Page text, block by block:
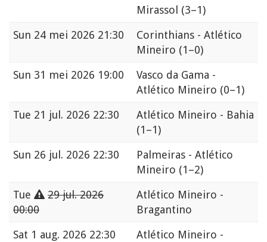
Mirassol (3–1)
Sun 24 mei 2026 21:30
Corinthians - Atlético
Mineiro (1–0)
Sun 31 mei 2026 19:00
Vasco da Gama -
Atlético Mineiro (0–1)
Tue 21 jul. 2026 22:30
Atlético Mineiro - Bahia
(1–1)
Sun 26 jul. 2026 22:30
Palmeiras - Atlético
Mineiro (1–2)
Tue
29 jul. 2026
00:00
Atlético Mineiro -
Bragantino
Sat 1 aug. 2026 22:30
Atlético Mineiro -